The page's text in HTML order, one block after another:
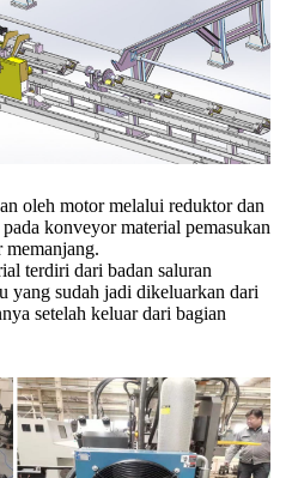
oleh motor melalui reduktor dan
konveyor material pemasukan
terdiri dari badan saluran
yang sudah jadi dikeluarkan dari
setelah keluar dari bagian